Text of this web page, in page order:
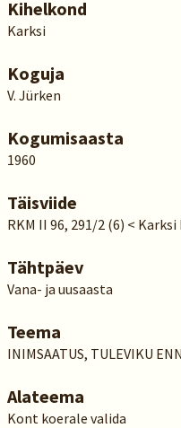
Kihelkond
Karksi
Koguja
V. Jürken
Kogumisaasta
1960
Täisviide
RKM II 96, 291/2 (6) < Karksi
Tähtpäev
Vana- ja uusaasta
Teema
INIMSAATUS, TULEVIKU
Alateema
Kont koerale valida